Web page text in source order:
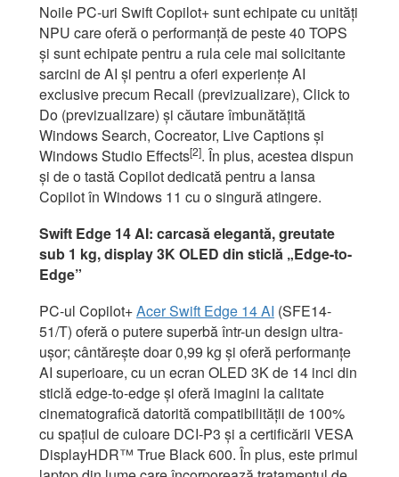
Noile PC-uri Swift Copilot+ sunt echipate cu unități
NPU care oferă o performanță de peste 40 TOPS
și sunt echipate pentru a rula cele mai solicitante
sarcini de AI și pentru a oferi experiențe AI
exclusive precum Recall (previzualizare), Click to
Do (previzualizare) și căutare îmbunătățită
Windows Search, Cocreator, Live Captions și
Windows Studio Effects[2]. În plus, acestea dispun
și de o tastă Copilot dedicată pentru a lansa
Copilot în Windows 11 cu o singură atingere.
Swift Edge 14 AI: carcasă elegantă, greutate
sub 1 kg, display 3K OLED din sticlă „Edge-to-
Edge”
PC-ul Copilot+Acer Swift Edge 14 AI (SFE14-
51/T) oferă o putere superbă într-un design ultra-
ușor; cântărește doar 0,99 kg și oferă performanțe
AI superioare, cu un ecran OLED 3K de 14 inci din
sticlă edge-to-edge și oferă imagini la calitate
cinematografică datorită compatibilității de 100%
cu spațiul de culoare DCI-P3 și a certificării VESA
DisplayHDR™ True Black 600. În plus, este primul